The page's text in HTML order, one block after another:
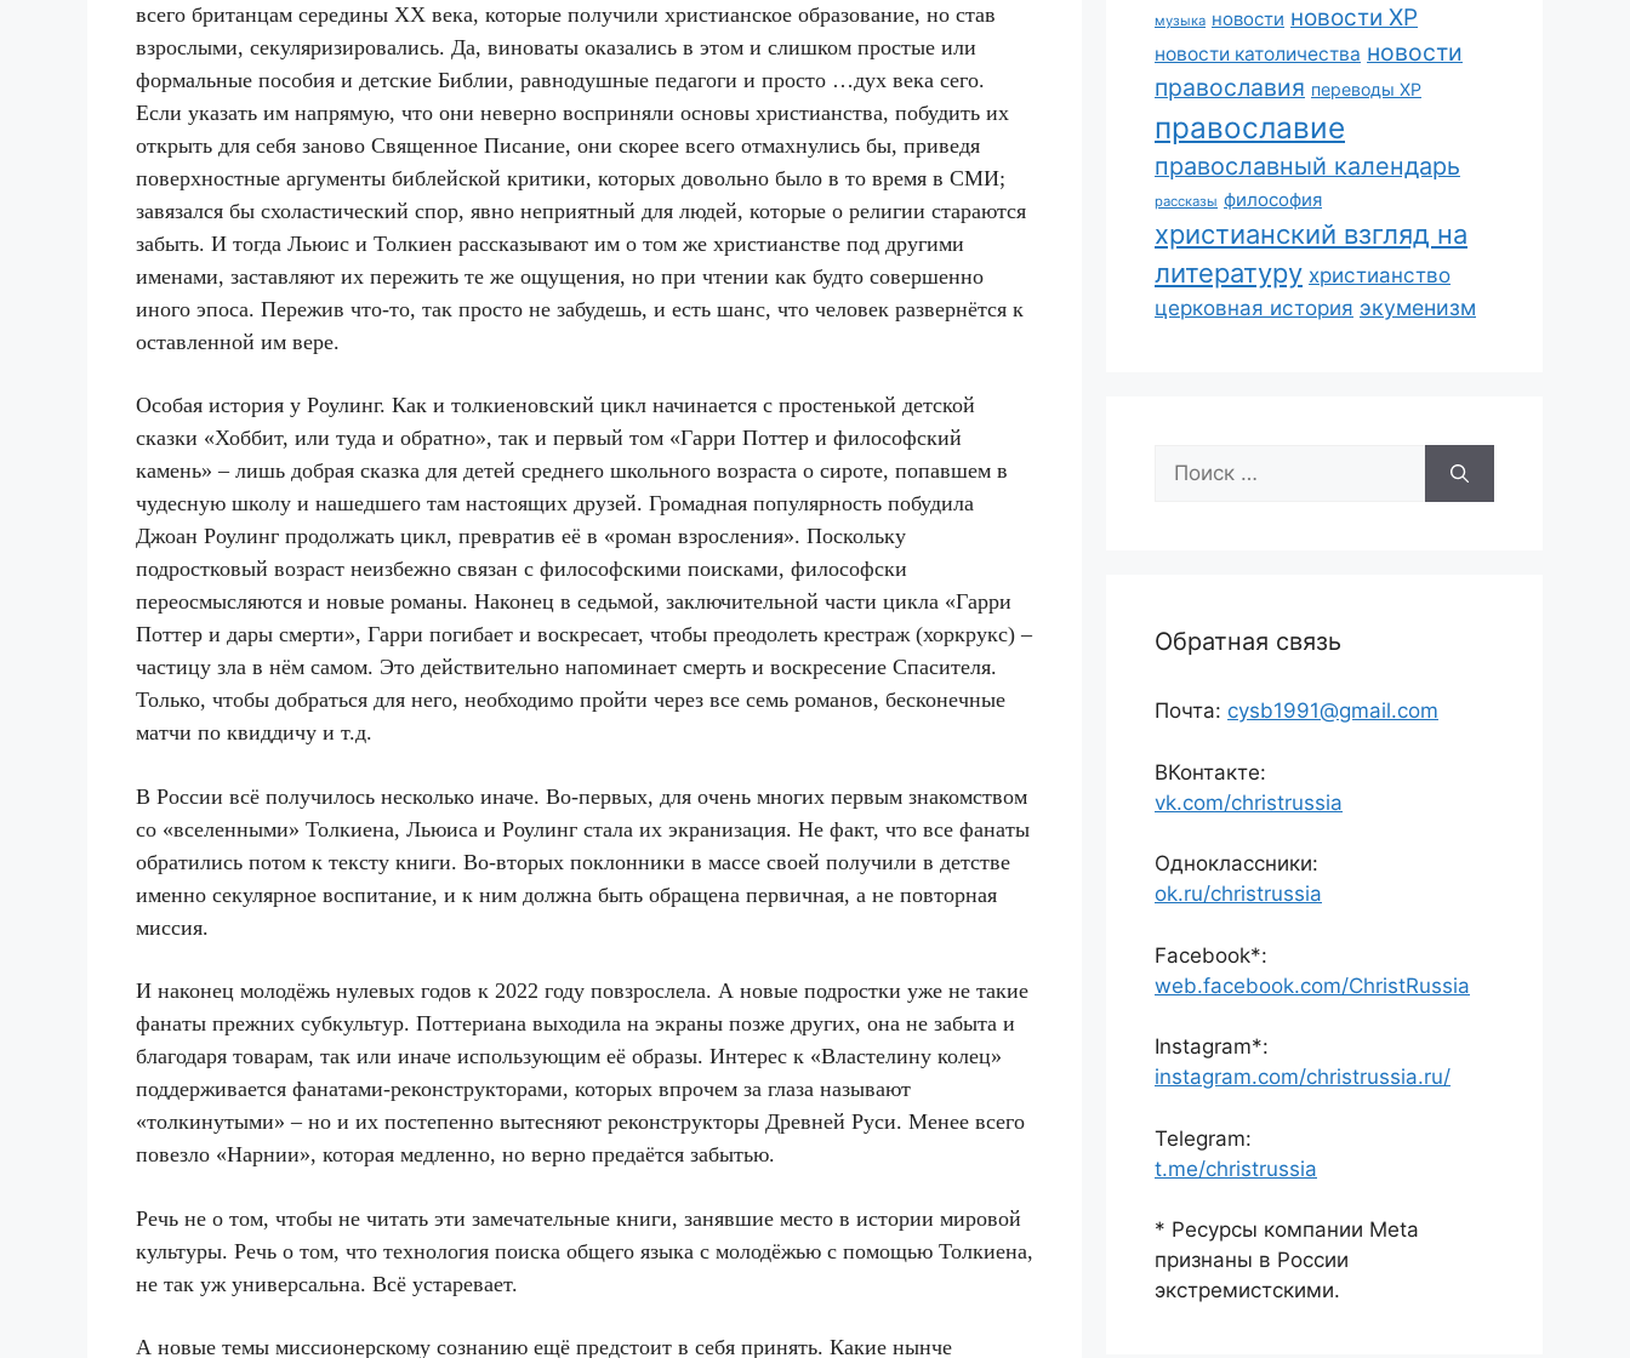
всего британцам середины ХХ века, которые получили христианское образование, но став
взрослыми, секуляризировались. Да, виноваты оказались в этом и слишком простые или
формальные пособия и детские Библии, равнодушные педагоги и просто …дух века сего.
Если указать им напрямую, что они неверно восприняли основы христианства, побудить их
открыть для себя заново Священное Писание, они скорее всего отмахнулись бы, приведя
поверхностные аргументы библейской критики, которых довольно было в то время в СМИ;
завязался бы схоластический спор, явно неприятный для людей, которые о религии стараются
забыть. И тогда Льюис и Толкиен рассказывают им о том же христианстве под другими
именами, заставляют их пережить те же ощущения, но при чтении как будто совершенно
иного эпоса. Пережив что-то, так просто не забудешь, и есть шанс, что человек развернётся к
оставленной им вере.
Особая история у Роулинг. Как и толкиеновский цикл начинается с простенькой детской
сказки «Хоббит, или туда и обратно», так и первый том «Гарри Поттер и философский
камень» – лишь добрая сказка для детей среднего школьного возраста о сироте, попавшем в
чудесную школу и нашедшего там настоящих друзей. Громадная популярность побудила
Джоан Роулинг продолжать цикл, превратив её в «роман взросления». Поскольку
подростковый возраст неизбежно связан с философскими поисками, философски
переосмысляются и новые романы. Наконец в седьмой, заключительной части цикла «Гарри
Поттер и дары смерти», Гарри погибает и воскресает, чтобы преодолеть крестраж (хоркрукс) –
частицу зла в нём самом. Это действительно напоминает смерть и воскресение Спасителя.
Только, чтобы добраться для него, необходимо пройти через все семь романов, бесконечные
матчи по квиддичу и т.д.
В России всё получилось несколько иначе. Во-первых, для очень многих первым знакомством
со «вселенными» Толкиена, Льюиса и Роулинг стала их экранизация. Не факт, что все фанаты
обратились потом к тексту книги. Во-вторых поклонники в массе своей получили в детстве
именно секулярное воспитание, и к ним должна быть обращена первичная, а не повторная
миссия.
И наконец молодёжь нулевых годов к 2022 году повзрослела. А новые подростки уже не такие
фанаты прежних субкультур. Поттериана выходила на экраны позже других, она не забыта и
благодаря товарам, так или иначе использующим её образы. Интерес к «Властелину колец»
поддерживается фанатами-реконструкторами, которых впрочем за глаза называют
«толкинутыми» – но и их постепенно вытесняют реконструкторы Древней Руси. Менее всего
повезло «Нарнии», которая медленно, но верно предаётся забытью.
Речь не о том, чтобы не читать эти замечательные книги, занявшие место в истории мировой
культуры. Речь о том, что технология поиска общего языка с молодёжью с помощью Толкиена,
не так уж универсальна. Всё устаревает.
А новые темы миссионерскому сознанию ещё предстоит в себя принять. Какие нынче
музыка новости новости ХР
новости католичества новости
православия переводы ХР
православие
православный календарь
рассказы философия
христианский взгляд на
литературу христианство
церковная история экуменизм
Поиск:
Обратная связь
Почта: cysb1991@gmail.com
ВКонтакте:
vk.com/christrussia
Одноклассники:
ok.ru/christrussia
Facebook*:
web.facebook.com/ChristRussia
Instagram*:
instagram.com/christrussia.ru/
Telegram:
t.me/christrussia
* Ресурсы компании Meta
признаны в России
экстремистскими.